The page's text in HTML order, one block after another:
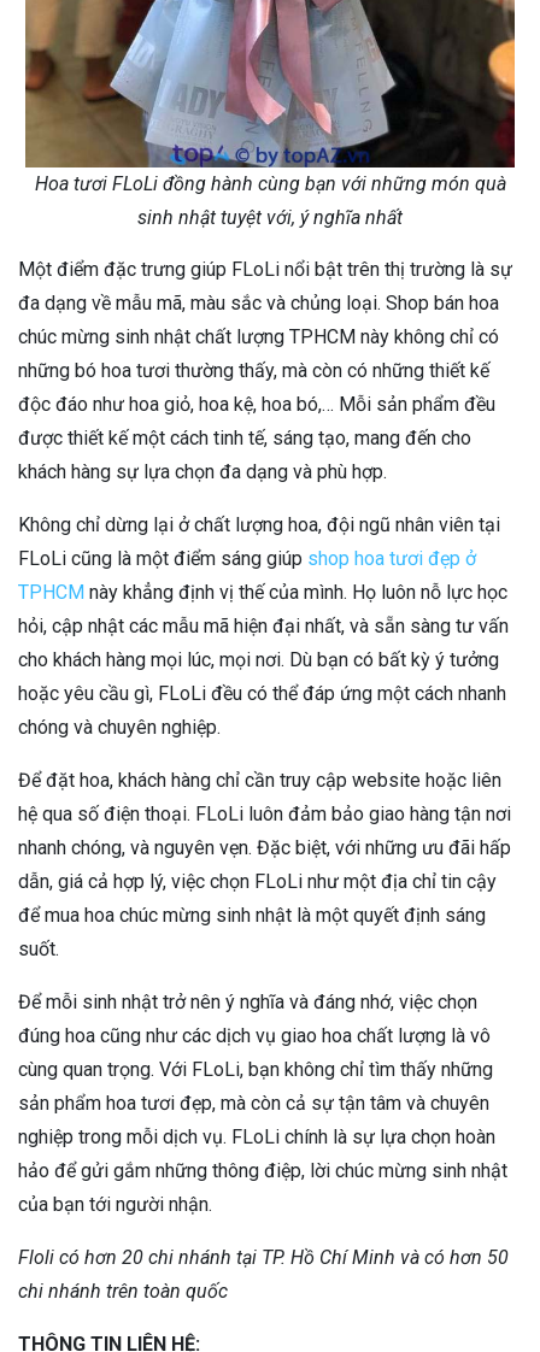
Hoa tươi FLoLi đồng hành cùng bạn với những món quà
sinh nhật tuyệt với, ý nghĩa nhất
Một điểm đặc trưng giúp FLoLi nổi bật trên thị trường là sự
đa dạng về mẫu mã, màu sắc và chủng loại. Shop bán hoa
chúc mừng sinh nhật chất lượng TPHCM này không chỉ có
những bó hoa tươi thường thấy, mà còn có những thiết kế
độc đáo như hoa giỏ, hoa kệ, hoa bó,… Mỗi sản phẩm đều
được thiết kế một cách tinh tế, sáng tạo, mang đến cho
khách hàng sự lựa chọn đa dạng và phù hợp.
Không chỉ dừng lại ở chất lượng hoa, đội ngũ nhân viên tại
FLoLi cũng là một điểm sáng giúp shop hoa tươi đẹp ở
TPHCM này khẳng định vị thế của mình. Họ luôn nỗ lực học
hỏi, cập nhật các mẫu mã hiện đại nhất, và sẵn sàng tư vấn
cho khách hàng mọi lúc, mọi nơi. Dù bạn có bất kỳ ý tưởng
hoặc yêu cầu gì, FLoLi đều có thể đáp ứng một cách nhanh
chóng và chuyên nghiệp.
Để đặt hoa, khách hàng chỉ cần truy cập website hoặc liên
hệ qua số điện thoại. FLoLi luôn đảm bảo giao hàng tận nơi
nhanh chóng, và nguyên vẹn. Đặc biệt, với những ưu đãi hấp
dẫn, giá cả hợp lý, việc chọn FLoLi như một địa chỉ tin cậy
để mua hoa chúc mừng sinh nhật là một quyết định sáng
suốt.
Để mỗi sinh nhật trở nên ý nghĩa và đáng nhớ, việc chọn
đúng hoa cũng như các dịch vụ giao hoa chất lượng là vô
cùng quan trọng. Với FLoLi, bạn không chỉ tìm thấy những
sản phẩm hoa tươi đẹp, mà còn cả sự tận tâm và chuyên
nghiệp trong mỗi dịch vụ. FLoLi chính là sự lựa chọn hoàn
hảo để gửi gắm những thông điệp, lời chúc mừng sinh nhật
của bạn tới người nhận.
Floli có hơn 20 chi nhánh tại TP. Hồ Chí Minh và có hơn 50
chi nhánh trên toàn quốc
THÔNG TIN LIÊN HỆ: